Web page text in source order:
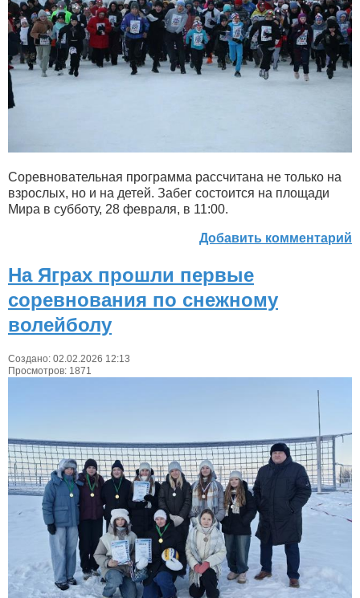
Соревновательная программа рассчитана не только на
взрослых, но и на детей. Забег состоится на площади
Мира в субботу, 28 февраля, в 11:00.
Добавить комментарий
На Яграх прошли первые
соревнования по снежному
волейболу
Создано: 02.02.2026 12:13
Просмотров: 1871